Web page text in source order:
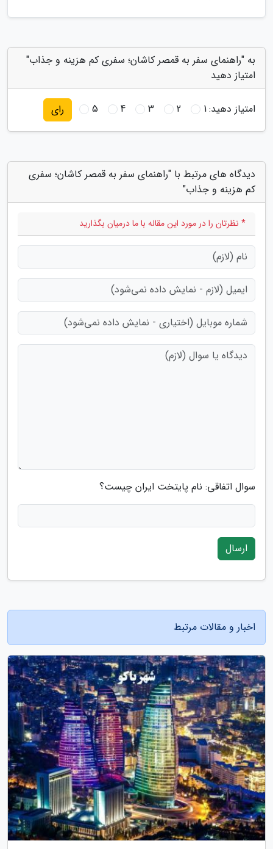
به "راهنمای سفر به قمصر کاشان؛ سفری کم هزینه و جذاب"
امتیاز دهید
امتیاز دهید:1
2
3
4
5 رای
دیدگاه های مرتبط با "راهنمای سفر به قمصر کاشان؛ سفری
کم هزینه و جذاب"
* نظرتان را در مورد این مقاله با ما درمیان بگذارید
سوال اتفاقی: نام پایتخت ایران چیست؟
ارسال
اخبار و مقالات مرتبط